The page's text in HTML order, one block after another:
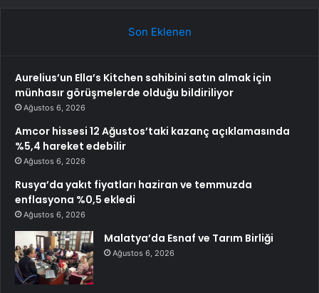
Son Eklenen
Aurelius’un Ella’s Kitchen sahibini satın almak için
münhasır görüşmelerde olduğu bildiriliyor
Ağustos 6, 2026
Amcor hissesi 12 Ağustos’taki kazanç açıklamasında
%5,4 hareket edebilir
Ağustos 6, 2026
Rusya’da yakıt fiyatları haziran ve temmuzda
enflasyona %0,5 ekledi
Ağustos 6, 2026
Malatya’da Esnaf ve Tarım Birliği
Ağustos 6, 2026